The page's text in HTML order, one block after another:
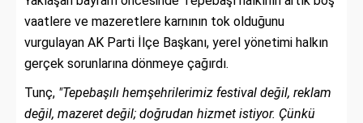
vaatlere ve mazeretlere karnının tok olduğunu
vurgulayan AK Parti İlçe Başkanı, yerel yönetimi halkın
gerçek sorunlarına dönmeye çağırdı.
Tunç, "Tepebaşılı hemşehrilerimiz festival değil, reklam
değil, mazeret değil; doğrudan hizmet istiyor. Çünkü